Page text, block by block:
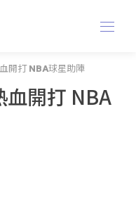
開打 NBA球星助陣
開打 NBA